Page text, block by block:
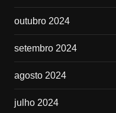
outubro 2024
setembro 2024
agosto 2024
julho 2024